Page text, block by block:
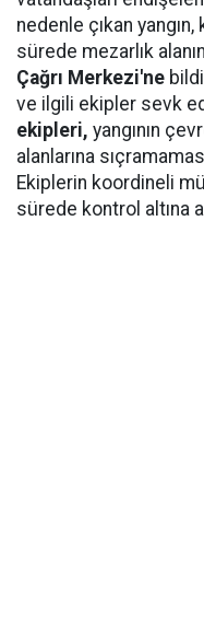
nedenle çıkan
sürede mezarlık
Çağrı Merkezi'ne
ve ilgili ekipler sevk
ekipleri, yangının
alanlarına
Ekiplerin koordineli
sürede kontrol altına